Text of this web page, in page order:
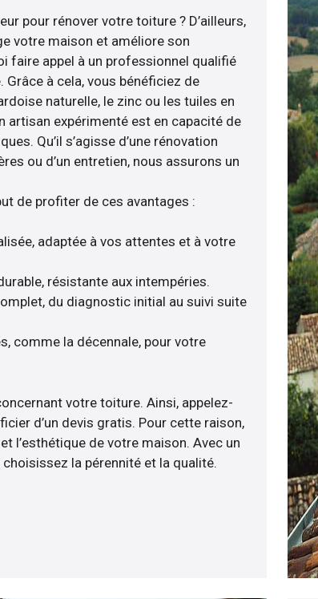
pour rénover votre toiture ? D’ailleurs,
votre maison et améliore son
faire appel à un professionnel qualifié
à cela, vous bénéficiez de
naturelle, le zinc ou les tuiles en
artisan expérimenté est en capacité de
Qu’il s’agisse d’une rénovation
ou d’un entretien, nous assurons un
de profiter de ces avantages :
adaptée à vos attentes et à votre
résistante aux intempéries.
du diagnostic initial au suivi suite
comme la décennale, pour votre
votre toiture. Ainsi, appelez-
d’un devis gratis. Pour cette raison,
l’esthétique de votre maison. Avec un
la pérennité et la qualité.